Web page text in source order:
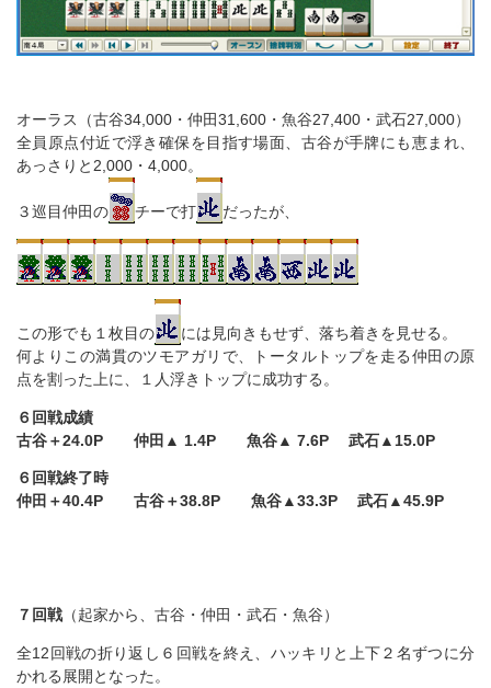
オーラス（古谷34,000・仲田31,600・魚谷27,400・武石27,000）
全員原点付近で浮き確保を目指す場面、古谷が手牌にも恵まれ、
あっさりと2,000・4,000。
３巡目仲田の チーで打 だったが、
この形でも１枚目の
には見向きもせず、落ち着きを見せる。
何よりこの満貫のツモアガリで、トータルトップを走る仲田の原
点を割った上に、１人浮きトップに成功する。
６回戦成績
古谷＋24.0P 仲田▲ 1.4P 魚谷▲ 7.6P 武石▲15.0P
６回戦終了時
仲田＋40.4P 古谷＋38.8P 魚谷▲33.3P 武石▲45.9P
７回戦 （起家から、古谷・仲田・武石・魚谷）
全12回戦の折り返し６回戦を終え、ハッキリと上下２名ずつに分
かれる展開となった。